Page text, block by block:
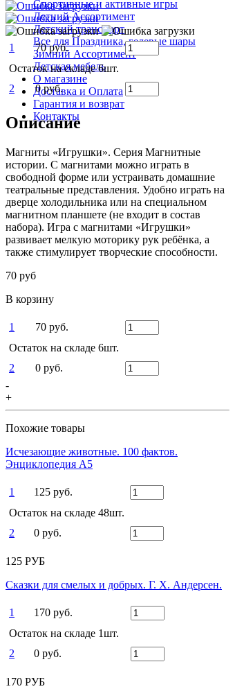
Спортивные и активные игры
Летний Ассортимент
Детский транспорт
Все для Праздника, гелевые шары
Зимний Ассортимент
Детская мебель
О магазине
Доставка и Оплата
Гарантия и возврат
Контакты
1
70 руб.
Остаток на складе 6шт.
2
0 руб.
Описание
Магниты «Игрушки». Серия Магнитные
истории. С магнитами можно играть в
свободной форме или устраивать домашние
театральные представления. Удобно играть на
дверце холодильника или на специальном
магнитном планшете (не входит в состав
набора). Игра с магнитами «Игрушки»
развивает мелкую моторику рук ребёнка, а
также стимулирует творческие способности.
70 руб
В корзину
1
70 руб.
Остаток на складе 6шт.
2
0 руб.
-
+
Похожие товары
Исчезающие животные. 100 фактов.
Энциклопедия А5
1
125 руб.
Остаток на складе 48шт.
2
0 руб.
125 РУБ
Сказки для смелых и добрых. Г. Х. Андерсен.
1
170 руб.
Остаток на складе 1шт.
2
0 руб.
170 РУБ